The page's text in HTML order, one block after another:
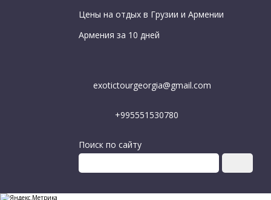
Цены на отдых в Грузии и Армении
Армения за 10 дней
exotictourgeorgia@gmail.com
+995551530780
Поиск по сайту